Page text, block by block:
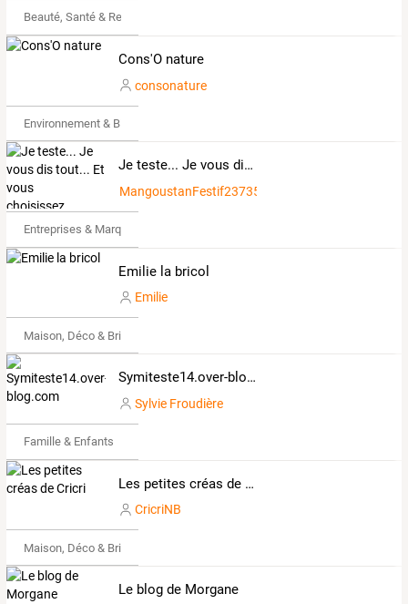
Beauté, Santé & Remise en forme
Cons'O nature
consonature
Environnement & Bio
Je teste... Je vous dis tout... Et vous choisissez...
MangoustanFestif2373597
Entreprises & Marques
Emilie la bricol
Emilie
Maison, Déco & Bricolage
Symiteste14.over-blog.com
Sylvie Froudière
Famille & Enfants
Les petites créas de Cricri
CricriNB
Maison, Déco & Bricolage
Le blog de Morgane